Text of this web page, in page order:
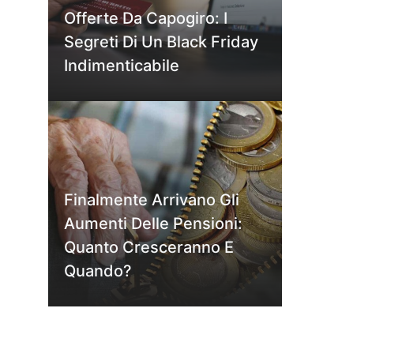
Offerte Da Capogiro: I
Segreti Di Un Black Friday
Indimenticabile
Finalmente Arrivano Gli
Aumenti Delle Pensioni:
Quanto Cresceranno E
Quando?